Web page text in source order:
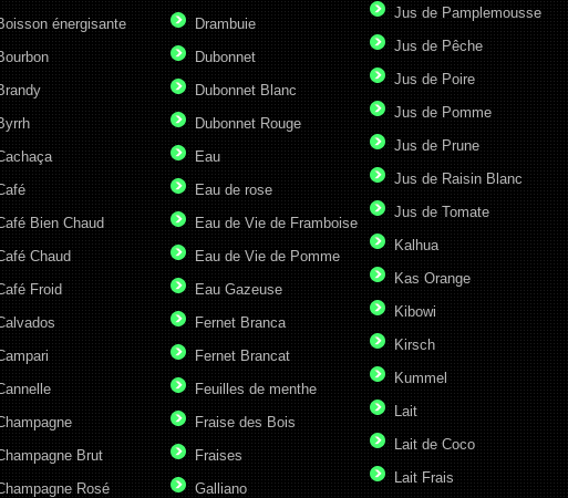
énergisante
Bien Chaud
Chaud
Froid
Brut
Rosé
Drambuie
Dubonnet
Dubonnet Blanc
Dubonnet Rouge
Eau
Eau de rose
Eau de Vie de Framboise
Eau de Vie de Pomme
Eau Gazeuse
Fernet Branca
Fernet Brancat
Feuilles de menthe
Fraise des Bois
Fraises
Galliano
Jus de Pamplemousse
Jus de Pêche
Jus de Poire
Jus de Pomme
Jus de Prune
Jus de Raisin Blanc
Jus de Tomate
Kalhua
Kas Orange
Kibowi
Kirsch
Kummel
Lait
Lait de Coco
Lait Frais